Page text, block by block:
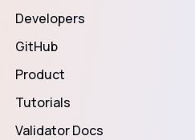
Developers
GitHub
Product
Tutorials
Validator Docs